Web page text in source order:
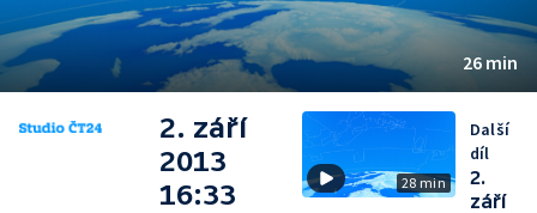
26 min
2. září
2013
16:33
28 min
Další
díl
2.
září